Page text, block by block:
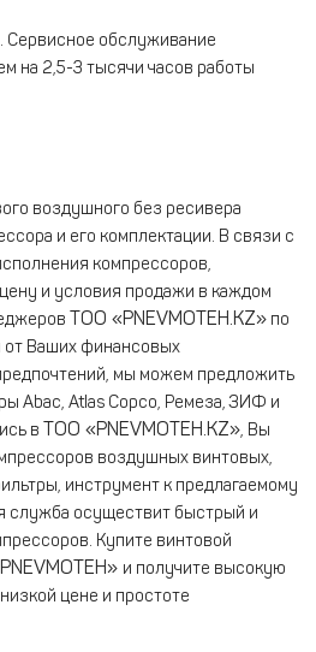
Сервисное обслуживание
на 2,5-3 тысячи часов работы
воздушного без ресивера
и его комплектации. В связи с
компрессоров,
и условия продажи в каждом
ТОО «PNEVMOTEH.KZ» по
от Ваших финансовых
мы можем предложить
Abac, Atlas Copco, Ремеза, ЗИФ и
в ТОО «PNEVMOTEH.KZ», Вы
воздушных винтовых,
инструмент к предлагаемому
служба осуществит быстрый и
Купите винтовой
и получите высокую
цене и простоте